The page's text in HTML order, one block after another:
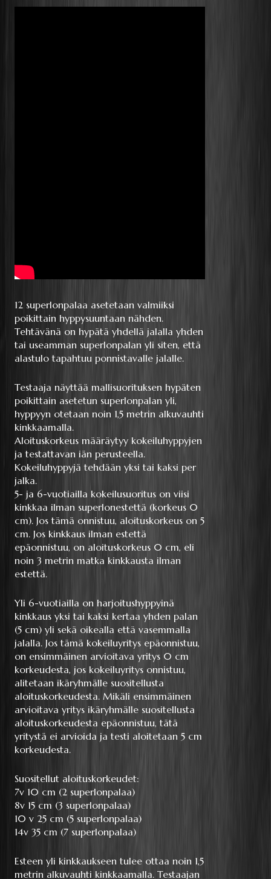
12 superlonpalaa asetetaan valmiiksi
poikittain hyppysuuntaan nähden.
Tehtävänä on hypätä yhdellä jalalla yhden
tai useamman superlonpalan yli siten, että
alastulo tapahtuu ponnistavalle jalalle.
Testaaja näyttää mallisuorituksen hypäten
poikittain asetetun superlonpalan yli,
hyppyyn otetaan noin 1,5 metrin alkuvauhti
kinkkaamalla.
Aloituskorkeus määräytyy kokeiluhyppyjen
ja testattavan iän perusteella.
Kokeiluhyppyjä tehdään yksi tai kaksi per
jalka.
5- ja 6-vuotiailla kokeilusuoritus on viisi
kinkkaa ilman superlonestettä (korkeus 0
cm). Jos tämä onnistuu, aloituskorkeus on 5
cm. Jos kinkkaus ilman estettä
epäonnistuu, on aloituskorkeus 0 cm, eli
noin 3 metrin matka kinkkausta ilman
estettä.
Yli 6-vuotiailla on harjoitushyppyinä
kinkkaus yksi tai kaksi kertaa yhden palan
(5 cm) yli sekä oikealla että vasemmalla
jalalla. Jos tämä kokeiluyritys epäonnistuu,
on ensimmäinen arvioitava yritys 0 cm
korkeudesta, jos kokeiluyritys onnistuu,
alitetaan ikäryhmälle suositellusta
aloituskorkeudesta. Mikäli ensimmäinen
arvioitava yritys ikäryhmälle suositellusta
aloituskorkeudesta epäonnistuu, tätä
yritystä ei arvioida ja testi aloitetaan 5 cm
korkeudesta.
Suositellut aloituskorkeudet:
7v 10 cm (2 superlonpalaa)
8v 15 cm (3 superlonpalaa)
10 v 25 cm (5 superlonpalaa)
14v 35 cm (7 superlonpalaa)
Esteen yli kinkkaukseen tulee ottaa noin 1,5
metrin alkuvauhti kinkkaamalla. Testaajan